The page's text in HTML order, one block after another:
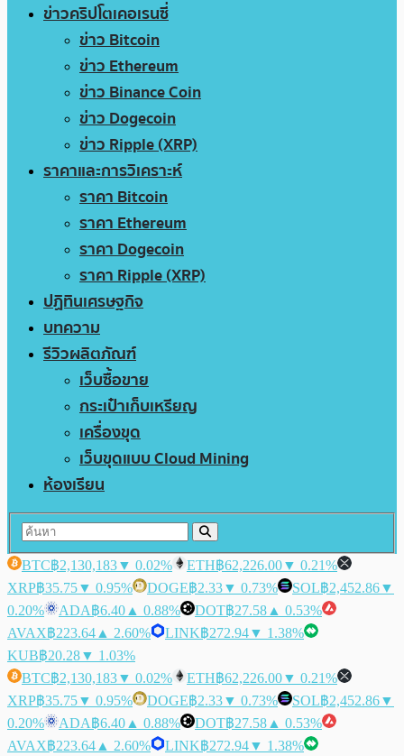
ข่าวคริปโตเคอเรนซี่
ข่าว Bitcoin
ข่าว Ethereum
ข่าว Binance Coin
ข่าว Dogecoin
ข่าว Ripple (XRP)
ราคาและการวิเคราะห์
ราคา Bitcoin
ราคา Ethereum
ราคา Dogecoin
ราคา Ripple (XRP)
ปฏิทินเศรษฐกิจ
บทความ
รีวิวผลิตภัณฑ์
เว็บซื้อขาย
กระเป๋าเก็บเหรียญ
เครื่องขุด
เว็บขุดแบบ Cloud Mining
ห้องเรียน
BTC฿2,130,183▼ 0.02% ETH฿62,226.00▼ 0.21%
XRP฿35.75▼ 0.95% DOGE฿2.33▼ 0.73% SOL฿2,452.86▼
0.20%
ADA฿6.40 ▲ 0.88% DOT฿27.58 ▲ 0.53%
AVAX฿223.64 ▲ 2.60% LINK฿272.94▼ 1.38%
KUB฿20.28▼ 1.03%
BTC฿2,130,183▼ 0.02% ETH฿62,226.00▼ 0.21%
XRP฿35.75▼ 0.95% DOGE฿2.33▼ 0.73% SOL฿2,452.86▼
0.20%
ADA฿6.40 ▲ 0.88% DOT฿27.58 ▲ 0.53%
AVAX฿223.64 ▲ 2.60% LINK฿272.94▼ 1.38%